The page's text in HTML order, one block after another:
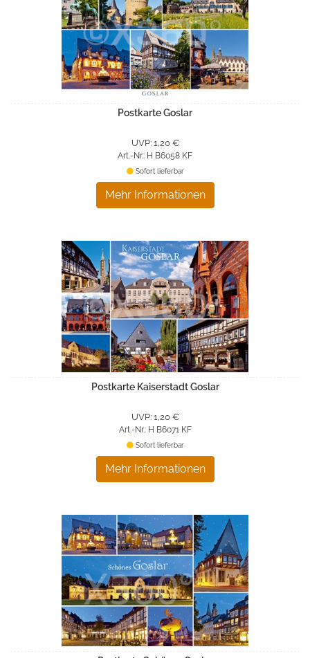
Postkarte Goslar
UVP: 1,20 €
Art.-Nr.: H B6058 KF
Mehr Informationen
Sofort lieferbar
Postkarte Kaiserstadt Goslar
UVP: 1,20 €
Art.-Nr.: H B6071 KF
Mehr Informationen
Sofort lieferbar